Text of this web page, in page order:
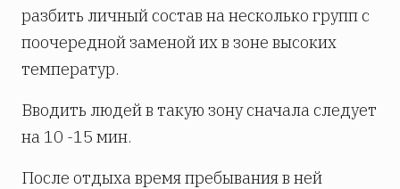
разбить личный состав на несколько групп с
поочередной заменой их в зоне высоких
температур.
Вводить людей в такую зону сначала следует
на 10 -15 мин.
После отдыха время пребывания в ней